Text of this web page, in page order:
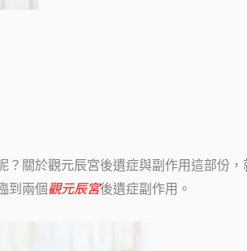
？關於觀元辰宮後遺症與副作用這部份
到兩個 觀元辰宮後遺症副作用。